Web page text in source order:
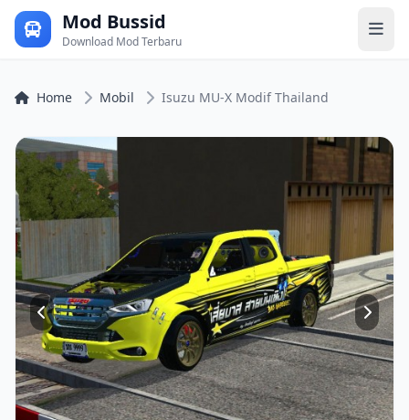
Mod Bussid
Download Mod Terbaru
Home Mobil Isuzu MU-X Modif Thailand